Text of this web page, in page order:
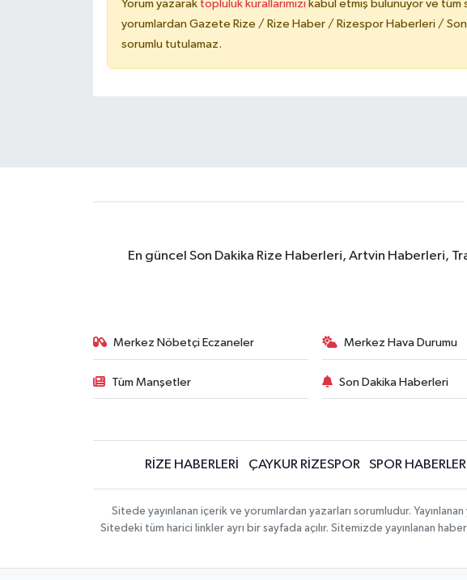
Yorum yazarak topluluk kurallarımızı kabul etmiş bulunuyor ve tüm
yorumlardan Gazete Rize / Rize Haber / Rizespor Haberleri /
sorumlu tutulamaz.
En güncel Son Dakika Rize Haberleri, Artvin Haberleri,
Merkez Nöbetçi Eczaneler Merkez Hava Durumu
Tüm Manşetler Son Dakika Haberleri
RİZE HABERLERİ ÇAYKUR RİZESPOR SPOR HABERLERİ
Sitede yayınlanan içerik ve yorumlardan yazarları sorumludur.
Sitedeki tüm harici linkler ayrı bir sayfada açılır. Sitemizde yayınlanan